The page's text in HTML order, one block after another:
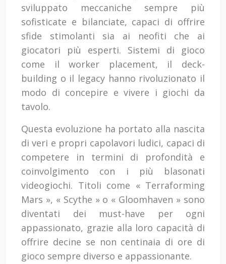
sviluppato meccaniche sempre più
sofisticate e bilanciate, capaci di offrire
sfide stimolanti sia ai neofiti che ai
giocatori più esperti. Sistemi di gioco
come il worker placement, il deck-
building o il legacy hanno rivoluzionato il
modo di concepire e vivere i giochi da
tavolo.
Questa evoluzione ha portato alla nascita
di veri e propri capolavori ludici, capaci di
competere in termini di profondità e
coinvolgimento con i più blasonati
videogiochi. Titoli come « Terraforming
Mars », « Scythe » o « Gloomhaven » sono
diventati dei must-have per ogni
appassionato, grazie alla loro capacità di
offrire decine se non centinaia di ore di
gioco sempre diverso e appassionante.